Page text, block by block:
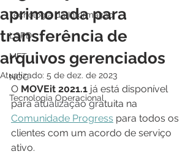
Tecnologia da Informação
LGPD
MFT
NOC
Tecnologia Operacional
aprimorada para
transferência de
arquivos gerenciados
Atualizado: 5 de dez. de 2023
O MOVEit 2021.1 já está disponível
para atualização gratuita na
Comunidade Progress para todos os
clientes com um acordo de serviço
ativo.